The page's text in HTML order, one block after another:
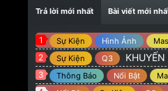
Trả lời mới nhất Bài viết mới
1 Sự Kiện Hình Ảnh
2 Sự Kiện Q3
3 Thông Báo Nổi Bật